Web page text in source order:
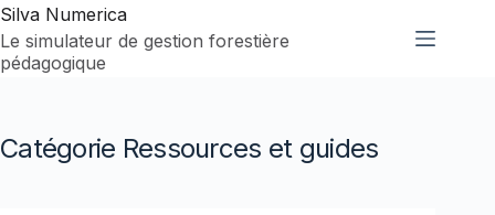
Passer
au
contenu
Silva Numerica
Le simulateur de gestion forestière
pédagogique
Catégorie Ressources et guides